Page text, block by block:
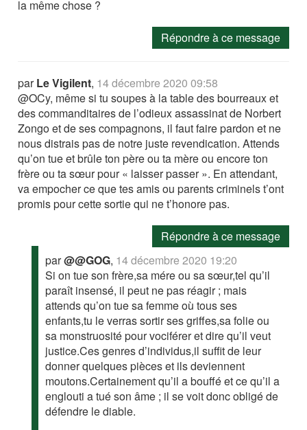
la même chose ?
Répondre à ce message
parLe Vigilent, 14 décembre 2020 09:58
@OCy, même si tu soupes à la table des bourreaux et
des commanditaires de l’odieux assassinat de Norbert
Zongo et de ses compagnons, il faut faire pardon et ne
nous distrais pas de notre juste revendication. Attends
qu’on tue et brûle ton père ou ta mère ou encore ton
frère ou ta sœur pour « laisser passer ». En attendant,
va empocher ce que tes amis ou parents criminels t’ont
promis pour cette sortie qui ne t’honore pas.
Répondre à ce message
par@@GOG, 14 décembre 2020 19:20
Si on tue son frère,sa mére ou sa sœur,tel qu’il
paraît insensé, il peut ne pas réagir ; mais
attends qu’on tue sa femme où tous ses
enfants,tu le verras sortir ses griffes,sa folie ou
sa monstruosité pour vociférer et dire qu’il veut
justice.Ces genres d’individus,il suffit de leur
donner quelques pièces et ils deviennent
moutons.Certainement qu’il a bouffé et ce qu’il a
englouti a tué son âme ; il se voit donc obligé de
défendre le diable.